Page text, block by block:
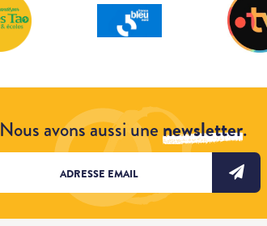
Nous avons aussi unenewsletter.